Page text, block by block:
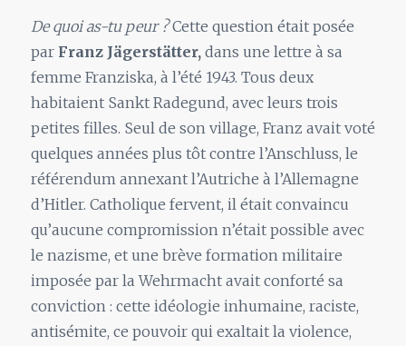
De quoi as-tu peur ?Cette question était posée
par Franz Jägerstätter, dans une lettre à sa
femme Franziska, à l’été 1943. Tous deux
habitaient Sankt Radegund, avec leurs trois
petites filles. Seul de son village, Franz avait voté
quelques années plus tôt contre l’Anschluss, le
référendum annexant l’Autriche à l’Allemagne
d’Hitler. Catholique fervent, il était convaincu
qu’aucune compromission n’était possible avec
le nazisme, et une brève formation militaire
imposée par la Wehrmacht avait conforté sa
conviction : cette idéologie inhumaine, raciste,
antisémite, ce pouvoir qui exaltait la violence,